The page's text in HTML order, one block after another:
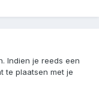
Indien je reeds een
te plaatsen met je